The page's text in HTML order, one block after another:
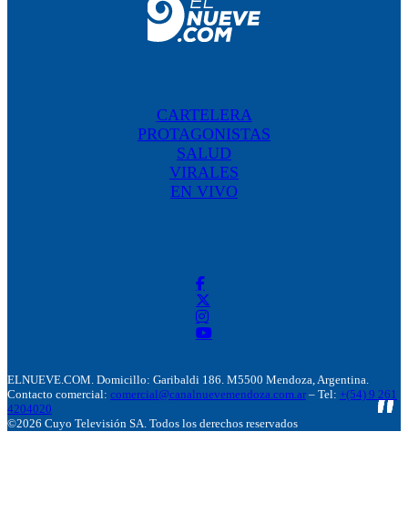
CARTELERA
PROTAGONISTAS
SALUD
VIRALES
EN VIVO
ELNUEVE.COM. Domicillo: Garibaldi 186. M5500 Mendoza, Argentina.
Contacto comercial: comercial@canalnuevemendoza.com.ar – Tel: +(54) 9 261
4204020
©2026 Cuyo Televisión SA. Todos los derechos reservados